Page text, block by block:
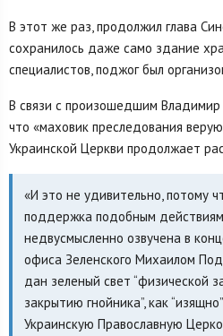
В этот же раз, продолжил глава
сохранилось даже само здание
специалистов, поджог был
В связи с произошедшим Владимир
что «маховик преследования
Украинской Церкви продолжает
«И это не удивительно, потому
поддержка подобным
недвусмысленно озвучена в
офиса Зеленского Михаилом
дан зеленый свет “физической
закрытию гнойника”, как
Украинскую Православную